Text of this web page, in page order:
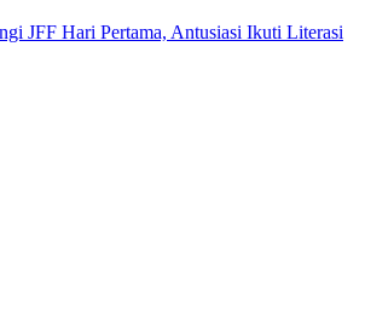
JFF Hari Pertama, Antusiasi Ikuti Literasi